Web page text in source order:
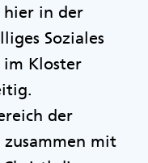
in der
Soziales
im Kloster
der
mit